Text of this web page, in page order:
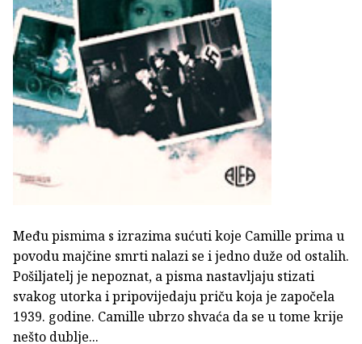
Među pismima s izrazima sućuti koje Camille prima u
povodu majčine smrti nalazi se i jedno duže od ostalih.
Pošiljatelj je nepoznat, a pisma nastavljaju stizati
svakog utorka i pripovijedaju priču koja je započela
1939. godine. Camille ubrzo shvaća da se u tome krije
nešto dublje...